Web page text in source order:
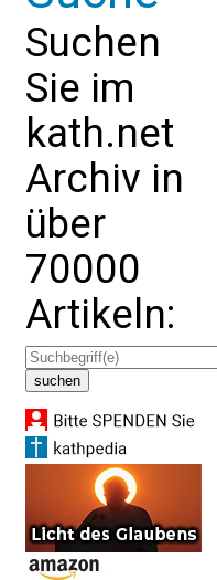
Suchen
Sie im
kath.net
Archiv in
über
70000
Artikeln: